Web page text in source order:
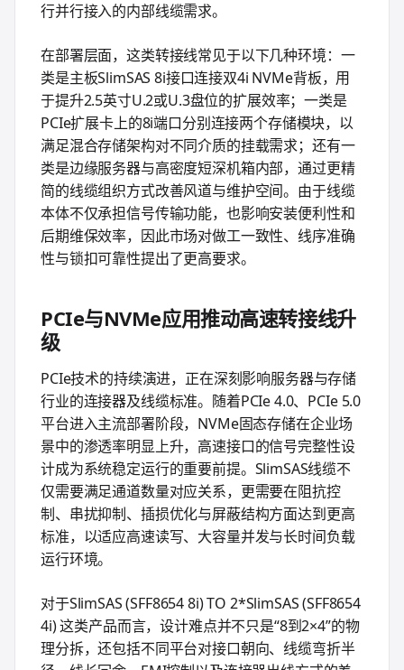
行并行接入的内部线缆需求。
在部署层面，这类转接线常见于以下几种环境：一
类是主板SlimSAS 8i接口连接双4i NVMe背板，用
于提升2.5英寸U.2或U.3盘位的扩展效率；一类是
PCIe扩展卡上的8i端口分别连接两个存储模块，以
满足混合存储架构对不同介质的挂载需求；还有一
类是边缘服务器与高密度短深机箱内部，通过更精
简的线缆组织方式改善风道与维护空间。由于线缆
本体不仅承担信号传输功能，也影响安装便利性和
后期维保效率，因此市场对做工一致性、线序准确
性与锁扣可靠性提出了更高要求。
PCIe与NVMe应用推动高速转接线升
级
PCIe技术的持续演进，正在深刻影响服务器与存储
行业的连接器及线缆标准。随着PCIe 4.0、PCIe 5.0
平台进入主流部署阶段，NVMe固态存储在企业场
景中的渗透率明显上升，高速接口的信号完整性设
计成为系统稳定运行的重要前提。SlimSAS线缆不
仅需要满足通道数量对应关系，更需要在阻抗控
制、串扰抑制、插损优化与屏蔽结构方面达到更高
标准，以适应高速读写、大容量并发与长时间负载
运行环境。
对于SlimSAS (SFF8654 8i) TO 2*SlimSAS (SFF8654
4i) 这类产品而言，设计难点并不只是“8到2×4”的物
理分拆，还包括不同平台对接口朝向、线缆弯折半